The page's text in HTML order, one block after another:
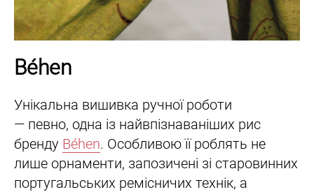
Béhen
Унікальна вишивка ручної роботи
— певно, одна із найвпізнаваніших рис
бренду Béhen. Особливою її роблять не
лише орнаменти, запозичені зі старовинних
португальських ремісничих технік, а